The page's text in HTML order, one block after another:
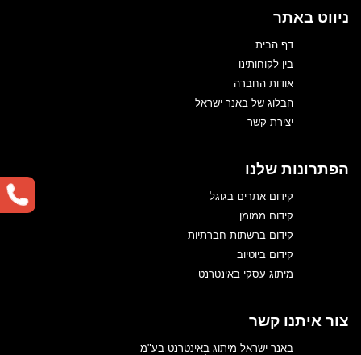
ניווט באתר
דף הבית
בין לקוחותינו
אודות החברה
הבלוג של באנר ישראל
יצירת קשר
הפתרונות שלנו
קידום אתרים בגוגל
קידום ממומן
קידום ברשתות חברתיות
קידום ביוטיוב
מיתוג עסקי באינטרנט
צור איתנו קשר
באנר ישראל מיתוג באינטרנט בע"מ